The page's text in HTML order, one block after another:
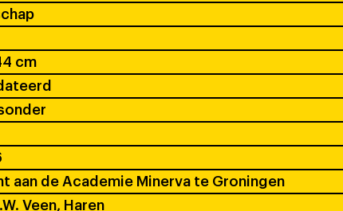
cm
aan de Academie Minerva te Groningen
Veen, Haren